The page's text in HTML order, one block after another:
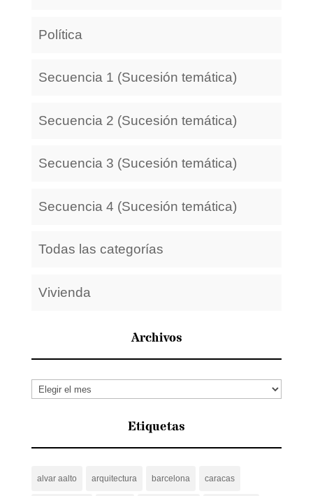
Política
Secuencia 1 (Sucesión temática)
Secuencia 2 (Sucesión temática)
Secuencia 3 (Sucesión temática)
Secuencia 4 (Sucesión temática)
Todas las categorías
Vivienda
Archivos
Archivos
Etiquetas
alvar aalto arquitectura barcelona caracas